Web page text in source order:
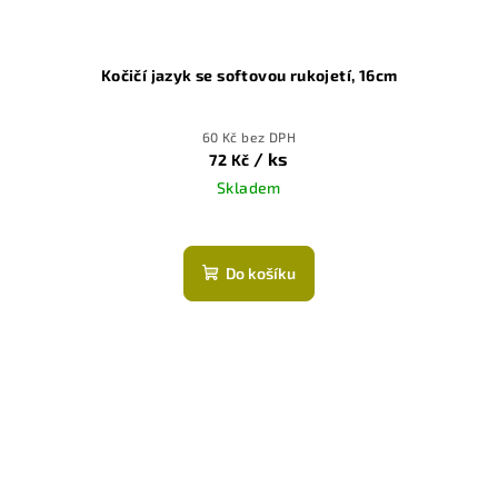
Kočičí jazyk se softovou rukojetí, 16cm
60 Kč bez DPH
72 Kč / ks
Skladem
Do košíku